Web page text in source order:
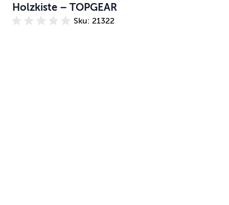
Holzkiste – TOPGEAR
Sku: 21322